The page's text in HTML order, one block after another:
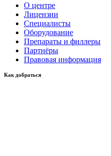
О центре
Лицензии
Специалисты
Оборудование
Препараты и филлеры
Партнёры
Правовая информация
Как добраться